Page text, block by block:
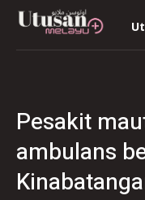
Pesakit
ambulans